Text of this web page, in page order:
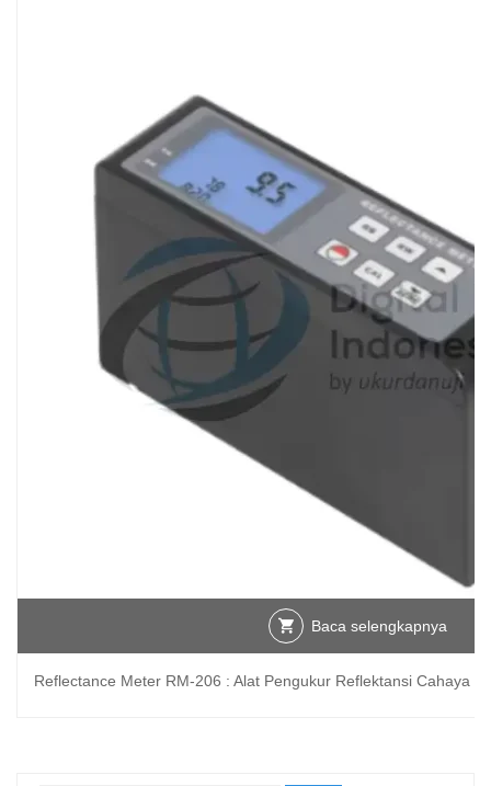
Baca selengkapnya
Reflectance Meter RM-206 : Alat Pengukur Reflektansi Cahaya